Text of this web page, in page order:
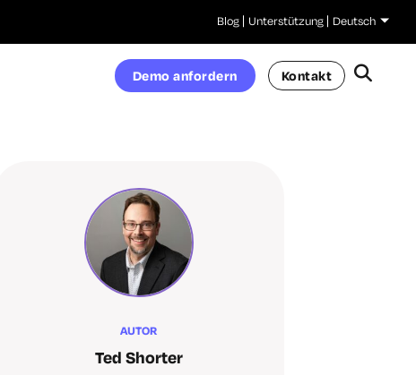
Blog Unterstützung Deutsch
Demo anfordern Kontakt
AUTOR
Ted Shorter